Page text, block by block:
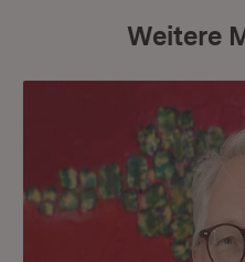
Weitere